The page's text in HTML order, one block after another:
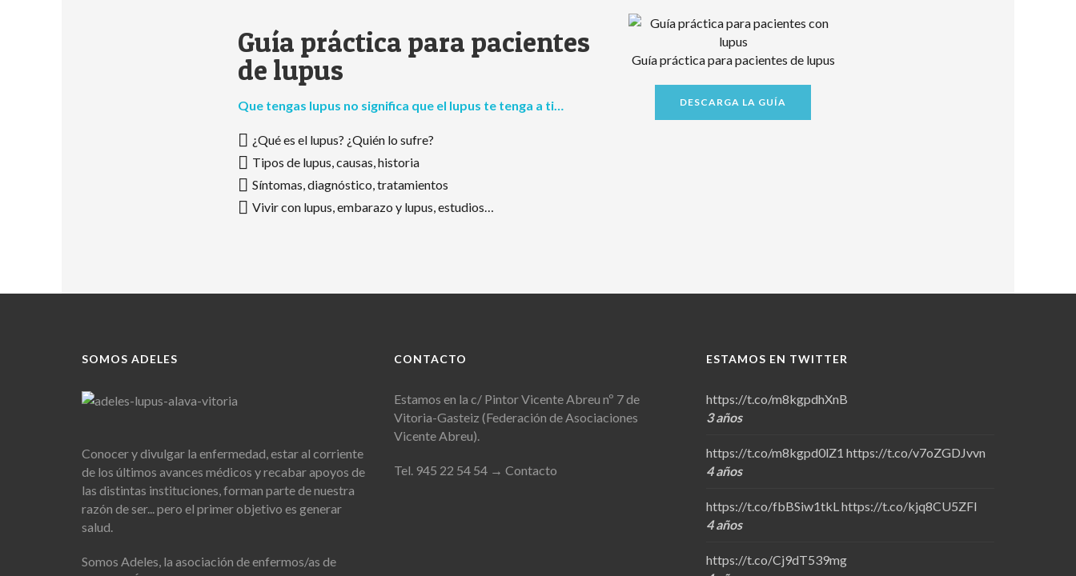
Guía práctica para pacientes
de lupus
Que tengas lupus no significa que el lupus te tenga a ti…
¿Qué es el lupus? ¿Quién lo sufre?
Tipos de lupus, causas, historia
Síntomas, diagnóstico, tratamientos
Vivir con lupus, embarazo y lupus, estudios…
Guía práctica para pacientes de lupus
DESCARGA LA GUÍA
SOMOS ADELES
Conocer y divulgar la enfermedad, estar al corriente
de los últimos avances médicos y recabar apoyos de
las distintas instituciones, forman parte de nuestra
razón de ser... pero el primer objetivo es generar
salud.
Somos Adeles, la asociación de enfermos/as de
CONTACTO
Estamos en la c/ Pintor Vicente Abreu nº 7 de
Vitoria-Gasteiz (Federación de Asociaciones
Vicente Abreu).
Tel. 945 22 54 54 → Contacto
ESTAMOS EN TWITTER
https://t.co/m8kgpdhXnB
3 años
https://t.co/m8kgpd0lZ1 https://t.co/v7oZGDJvvn
4 años
https://t.co/fbBSiw1tkLhttps://t.co/kjq8CU5ZFl
4 años
https://t.co/Cj9dT539mg